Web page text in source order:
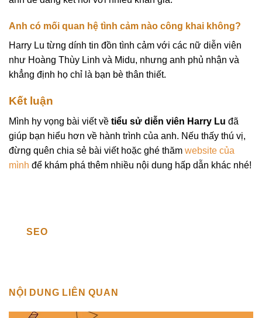
Anh có mối quan hệ tình cảm nào công khai không?
Harry Lu từng dính tin đồn tình cảm với các nữ diễn viên
như Hoàng Thùy Linh và Midu, nhưng anh phủ nhận và
khẳng định họ chỉ là bạn bè thân thiết.
Kết luận
Mình hy vọng bài viết về tiểu sử diễn viên Harry Lu đã
giúp bạn hiểu hơn về hành trình của anh. Nếu thấy thú vị,
đừng quên chia sẻ bài viết hoặc ghé thăm website của
mình để khám phá thêm nhiều nội dung hấp dẫn khác nhé!
SEO
NỘI DUNG LIÊN QUAN